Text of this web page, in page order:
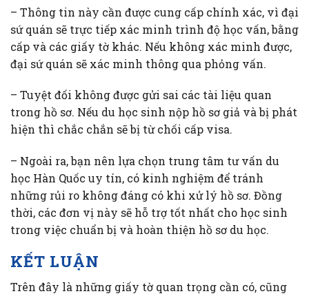
– Thông tin này cần được cung cấp chính xác, vì đại
sứ quán sẽ trực tiếp xác minh trình độ học vấn, bằng
cấp và các giấy tờ khác. Nếu không xác minh được,
đại sứ quán sẽ xác minh thông qua phỏng vấn.
– Tuyệt đối không được gửi sai các tài liệu quan
trong hồ sơ. Nếu du học sinh nộp hồ sơ giả và bị phát
hiện thì chắc chắn sẽ bị từ chối cấp visa.
– Ngoài ra, bạn nên lựa chọn trung tâm tư vấn du
học Hàn Quốc uy tín, có kinh nghiệm để tránh
những rủi ro không đáng có khi xử lý hồ sơ. Đồng
thời, các đơn vị này sẽ hỗ trợ tốt nhất cho học sinh
trong việc chuẩn bị và hoàn thiện hồ sơ du học.
KẾT LUẬN
Trên đây là những giấy tờ quan trọng cần có, cũng